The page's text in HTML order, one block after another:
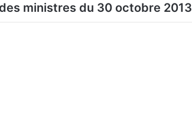
ministres du 30 octobre 2013